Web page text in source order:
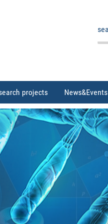
projects News&Events